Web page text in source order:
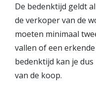
Contact
Leer ons kennen
Over Ons
Ons Team
Vacatures
De bedenktijd geldt
de verkoper van de
moeten minimaal
vallen of een
bedenktijd kan je
van de koop.